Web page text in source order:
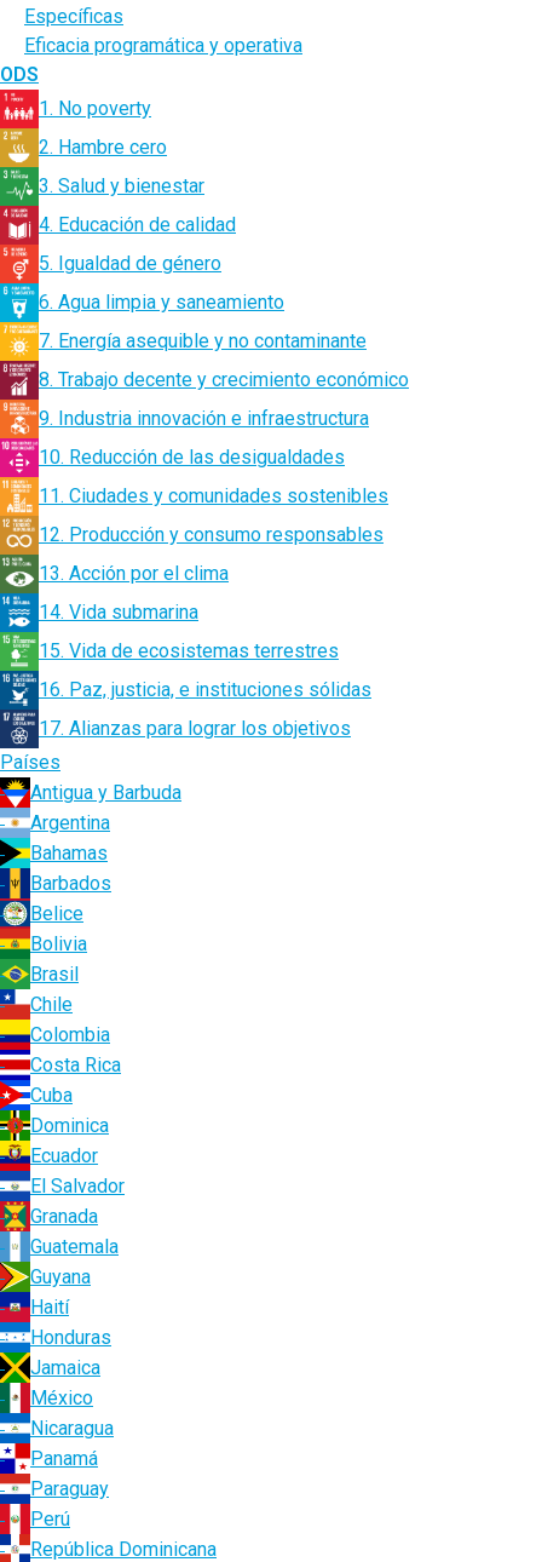
Específicas
Eficacia programática y operativa
ODS
1. No poverty
2. Hambre cero
3. Salud y bienestar
4. Educación de calidad
5. Igualdad de género
6. Agua limpia y saneamiento
7. Energía asequible y no contaminante
8. Trabajo decente y crecimiento económico
9. Industria innovación e infraestructura
10. Reducción de las desigualdades
11. Ciudades y comunidades sostenibles
12. Producción y consumo responsables
13. Acción por el clima
14. Vida submarina
15. Vida de ecosistemas terrestres
16. Paz, justicia, e instituciones sólidas
17. Alianzas para lograr los objetivos
Países
Antigua y Barbuda
Argentina
Bahamas
Barbados
Belice
Bolivia
Brasil
Chile
Colombia
Costa Rica
Cuba
Dominica
Ecuador
El Salvador
Granada
Guatemala
Guyana
Haití
Honduras
Jamaica
México
Nicaragua
Panamá
Paraguay
Perú
República Dominicana